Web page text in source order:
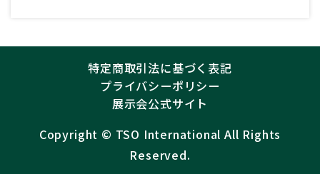
特定商取引法に基づく表記
プライバシーポリシー
展示会公式サイト
Copyright ©︎ TSO International All Rights
Reserved.